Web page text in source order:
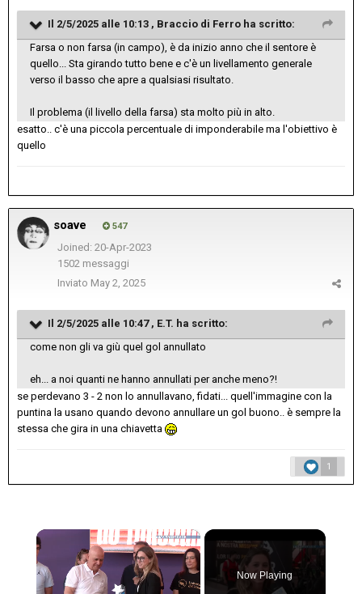
Il 2/5/2025 alle 10:13 , Braccio di Ferro ha scritto:
Farsa o non farsa (in campo), è da inizio anno che il sentore è
quello... Sta girando tutto bene e c'è un livellamento generale
verso il basso che apre a qualsiasi risultato.
Il problema (il livello della farsa) sta molto più in alto.
esatto.. c'è una piccola percentuale di imponderabile ma l'obiettivo è
quello
soave 547
Joined: 20-Apr-2023
1502 messaggi
Inviato May 2, 2025
Il 2/5/2025 alle 10:47 , E.T. ha scritto:
come non gli va giù quel gol annullato
eh... a noi quanti ne hanno annullati per anche meno?!
se perdevano 3 - 2 non lo annullavano, fidati... quell'immagine con la
puntina la usano quando devono annullare un gol buono.. è sempre la
stessa che gira in una chiavetta
1
×
Now Playing